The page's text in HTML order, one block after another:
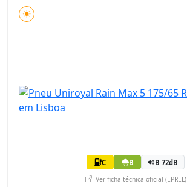
C B B 72dB
Ver ficha técnica oficial (EPREL)